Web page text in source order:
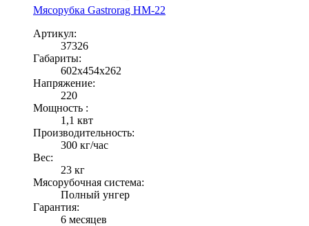
Мясорубка Gastrorag HM-22
Артикул:
37326
Габариты:
602х454х262
Напряжение:
220
Мощность :
1,1 квт
Производительность:
300 кг/час
Вес:
23 кг
Мясорубочная система:
Полный унгер
Гарантия:
6 месяцев